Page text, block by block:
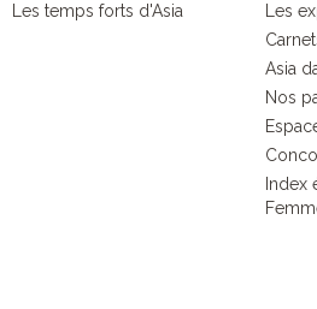
Les temps forts d'Asia
Les
Asia
Nos
Index